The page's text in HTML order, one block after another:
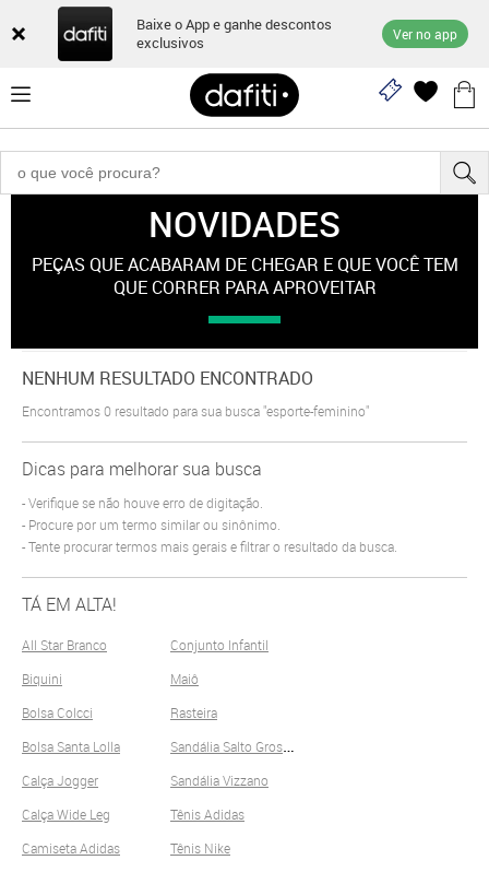
Baixe o App e ganhe descontos
exclusivos
Ver no app
"esporte-feminino"NOVIDADES
PEÇAS QUE ACABARAM DE CHEGAR E QUE VOCÊ TEM
QUE CORRER PARA APROVEITAR
NENHUM RESULTADO ENCONTRADO
Encontramos0 resultado para sua busca"esporte-feminino"
Dicas para melhorar sua busca
Verifique se não houve erro de digitação.
Procure por um termo similar ou sinônimo.
Tente procurar termos mais gerais e filtrar o resultado da busca.
TÁ EM ALTA!
All Star Branco
Biquini
Bolsa Colcci
Bolsa Santa Lolla
Calça Jogger
Calça Wide Leg
Camiseta Adidas
Conjunto Infantil
Maiô
Rasteira
S
andália Salto Grosso
Sandália Vizzano
Tênis Adidas
Tênis Nike